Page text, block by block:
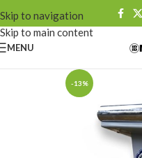
Skip to navigation
Skip to main content
MENU
-13%